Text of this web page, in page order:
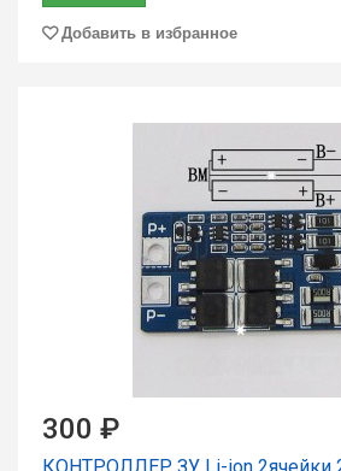
Добавить в избранное
300 ₽